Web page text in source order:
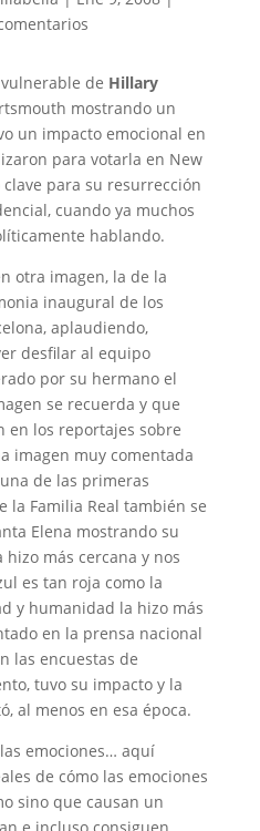
de Hillary
mostrando un
un impacto emocional en
para votarla en New
para su resurrección
cuando ya muchos
hablando.
otra imagen, la de la
inaugural de los
aplaudiendo,
desfilar al equipo
por su hermano el
se recuerda y que
en los reportajes sobre
imagen muy comentada
de las primeras
la Familia Real también se
Elena mostrando su
más cercana y nos
es tan roja como la
y humanidad la hizo más
en la prensa nacional
las encuestas de
tuvo su impacto y la
al menos en esa época.
emociones… aquí
de cómo las emociones
sino que causan un